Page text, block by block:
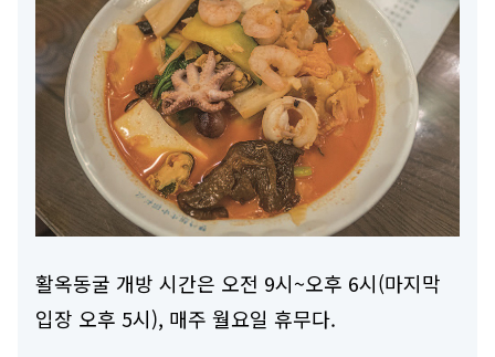
활옥동굴 개방 시간은 오전 9시~오후 6시(마지막
입장 오후 5시), 매주 월요일 휴무다.